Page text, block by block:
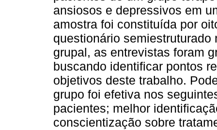
ansiosos e depressivos em
amostra foi constituída por
questionário
grupal, as entrevistas foram
buscando identificar pontos
objetivos deste trabalho.
grupo foi efetiva nos
pacientes; melhor
conscientização sobre